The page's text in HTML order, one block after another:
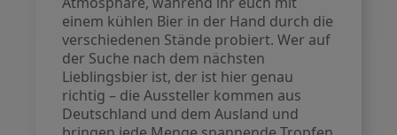
einem kühlen Bier in der Hand durch die
verschiedenen Stände probiert. Wer auf
der Suche nach dem nächsten
Lieblingsbier ist, der ist hier genau
richtig – die Aussteller kommen aus
Deutschland und dem Ausland und